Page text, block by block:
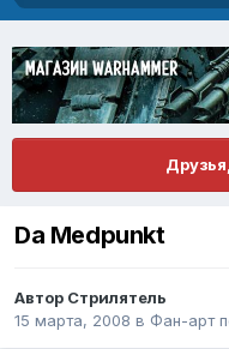
Da Medpunkt
Автор Стрилятель
15 марта, 2008 в Фан-арт